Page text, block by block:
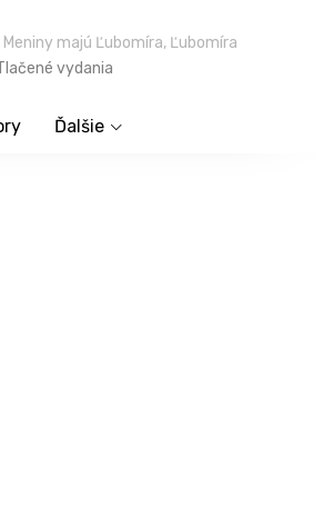
majú Ľubomíra, Ľubomíra
vydania
Ďalšie